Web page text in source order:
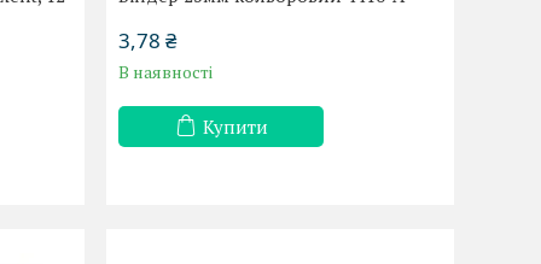
3,78 ₴
В наявності
Купити